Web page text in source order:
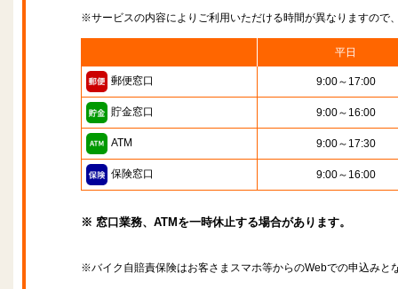
※サービスの内容によりご利用いただける時間が異なりますので
平日
郵便窓口 9:00～17:00
貯金窓口 9:00～16:00
ATM 9:00～17:30
保険窓口 9:00～16:00
※ 窓口業務、ATMを一時休止する場合があります。
※バイク自賠責保険はお客さまスマホ等からのWebでの申込みと